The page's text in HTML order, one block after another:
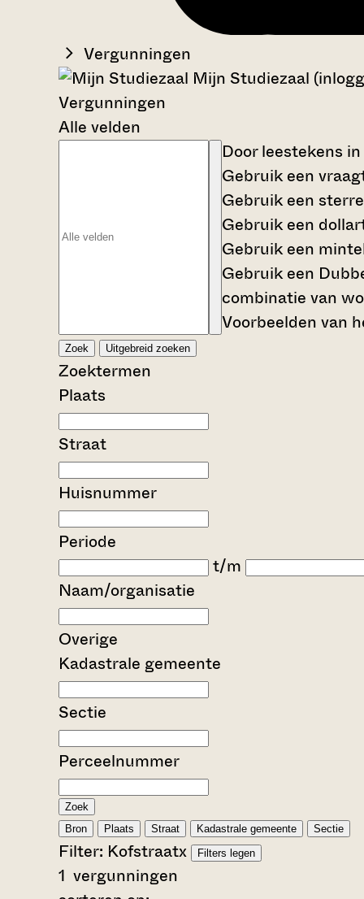
Vergunningen
Mijn Studiezaal
Vergunningen
Alle velden
Door leestekens
Gebruik een
Gebruik een
Gebruik een
Gebruik een
Gebruik een
combinatie van
Voorbeelden van
Zoek Uitgebreid zoeken
Zoektermen
Plaats
Straat
Huisnummer
Periode
t/m
Naam/organisatie
Overige
Kadastrale gemeente
Sectie
Perceelnummer
Zoek
Bron
Plaats Straat Kadastrale gemeente Sectie
Filter: Kofstraatx Filters legen
1 vergunningen